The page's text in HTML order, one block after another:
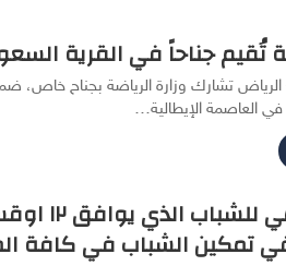
تُقيم جناحاً في القرية
تشارك وزارة الرياضة بجناح خاص،
في العاصمة الإيطالية…
اليوم
تمكين الشباب في كافة